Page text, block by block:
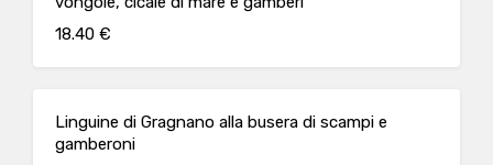
18.40 €
Linguine di Gragnano alla busera di scampi e
gamberoni